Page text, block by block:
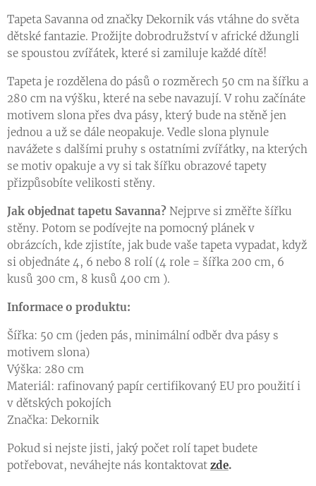
Tapeta Savanna od značky Dekornik vás vtáhne do světa
dětské fantazie. Prožijte dobrodružství v africké džungli
se spoustou zvířátek, které si zamiluje každé dítě!
Tapeta je rozdělena do pásů o rozměrech 50 cm na šířku a
280 cm na výšku, které na sebe navazují. V rohu začínáte
motivem slona přes dva pásy, který bude na stěně jen
jednou a už se dále neopakuje. Vedle slona plynule
navážete s dalšími pruhy s ostatními zvířátky, na kterých
se motiv opakuje a vy si tak šířku obrazové tapety
přizpůsobíte velikosti stěny.
Jak objednat tapetu Savanna? Nejprve si změřte šířku
stěny. Potom se podívejte na pomocný plánek v
obrázcích, kde zjistíte, jak bude vaše tapeta vypadat, když
si objednáte 4, 6 nebo 8 rolí (4 role = šířka 200 cm, 6
kusů 300 cm, 8 kusů 400 cm ).
Informace o produktu:
Šířka: 50 cm (jeden pás, minimální odběr dva pásy s
motivem slona)
Výška: 280 cm
Materiál: rafinovaný papír certifikovaný EU pro použití i
v dětských pokojích
Značka: Dekornik
Pokud si nejste jisti, jaký počet rolí tapet budete
potřebovat, neváhejte nás kontaktovat zde.